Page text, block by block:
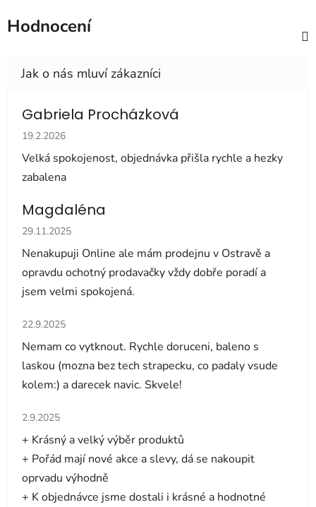
Hodnocení
Gabriela Procházková
Hodnocení obchodu je 5 z 5 hvězdiček.
19.2.2026
Velká spokojenost, objednávka přišla rychle a hezky
zabalena
Magdaléna
Hodnocení obchodu je 5 z 5 hvězdiček.
29.11.2025
Nenakupuji Online ale mám prodejnu v Ostravě a
opravdu ochotný prodavačky vždy dobře poradí a
jsem velmi spokojená.
Hodnocení obchodu je 5 z 5 hvězdiček.
22.9.2025
Nemam co vytknout. Rychle doruceni, baleno s
laskou (mozna bez tech strapecku, co padaly vsude
kolem:) a darecek navic. Skvele!
Hodnocení obchodu je 5 z 5 hvězdiček.
2.9.2025
+ Krásný a velký výběr produktů
+ Pořád mají nové akce a slevy, dá se nakoupit
oprvadu výhodně
+ K objednávce jsme dostali i krásné a hodnotné